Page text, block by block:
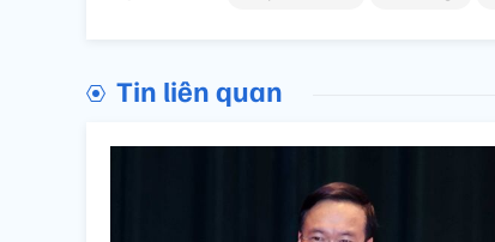
Tin liên quan